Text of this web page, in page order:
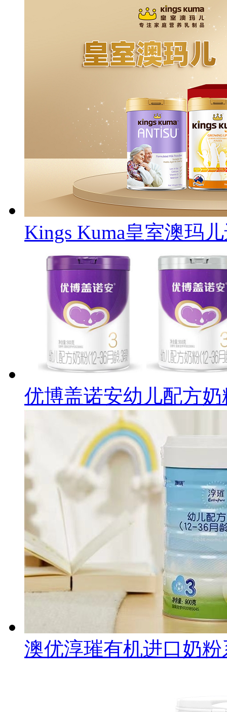
Kings Kuma皇室澳玛
优博盖诺安幼儿配方
澳优淳璀有机进口奶粉